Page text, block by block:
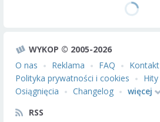
WYKOP © 2005-2026
O nas
Reklama FAQ Kontakt
Polityka prywatności i cookies
Hity
Osiągnięcia
Changelog
więcej
RSS